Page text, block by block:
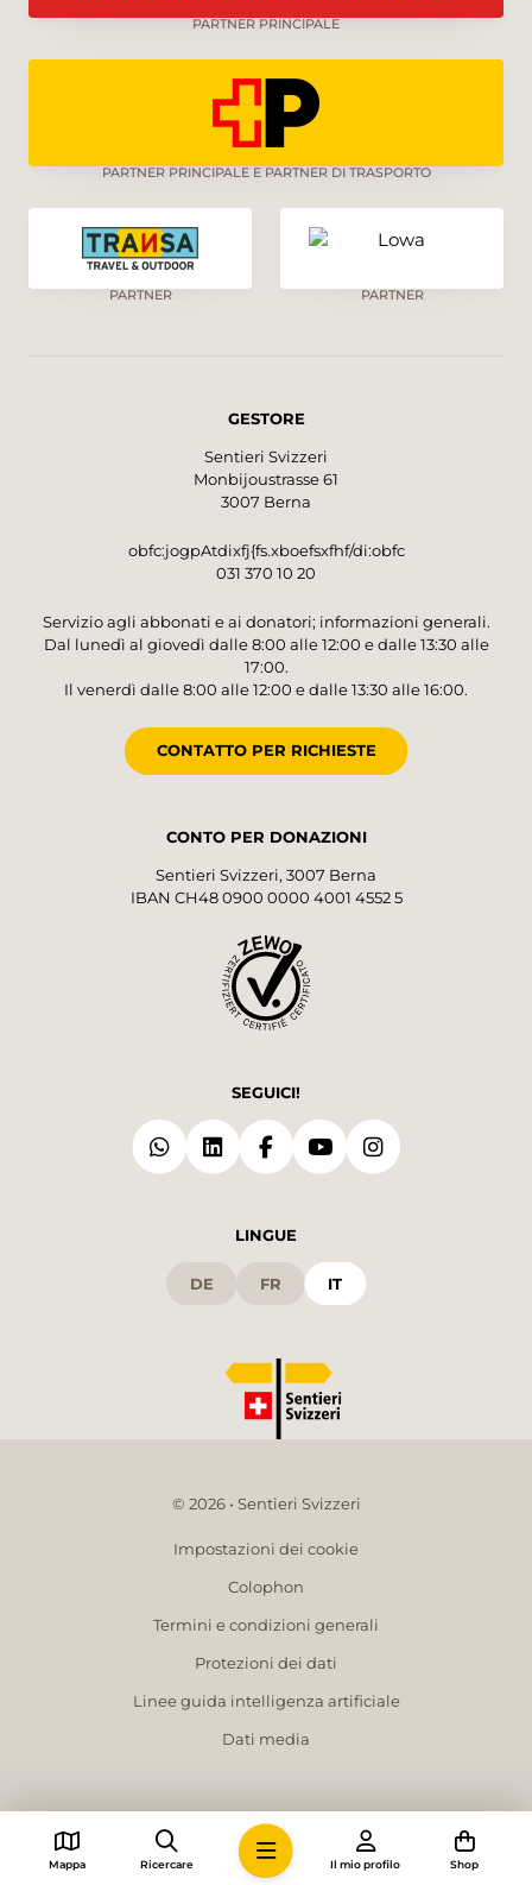
PARTNER PRINCIPALE
PARTNER PRINCIPALE E PARTNER DI TRASPORTO
PARTNER PARTNER
GESTORE
Sentieri Svizzeri
Monbijoustrasse 61
3007 Berna
obfc:jogpAtdixfj{fs.xboefsxfhf/di:obfc
031 370 10 20
Servizio agli abbonati e ai donatori; informazioni generali.
Dal lunedì al giovedì dalle 8:00 alle 12:00 e dalle 13:30 alle
17:00.
Il venerdì dalle 8:00 alle 12:00 e dalle 13:30 alle 16:00.
CONTATTO PER RICHIESTE
CONTO PER DONAZIONI
Sentieri Svizzeri, 3007 Berna
IBAN CH48 0900 0000 4001 4552 5
SEGUICI!
LINGUE
DE FR IT
© 2026 • Sentieri Svizzeri
Impostazioni dei cookie
Colophon
Termini e condizioni generali
Protezioni dei dati
Linee guida intelligenza artificiale
Dati media
Mappa Ricercare Il mio profilo Shop